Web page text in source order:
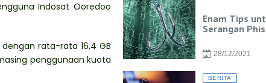
Indosat Ooredoo
rata-rata 16,4 GB
penggunaan kuota
Enam Tips
Serangan
28/12/2021
BERITA